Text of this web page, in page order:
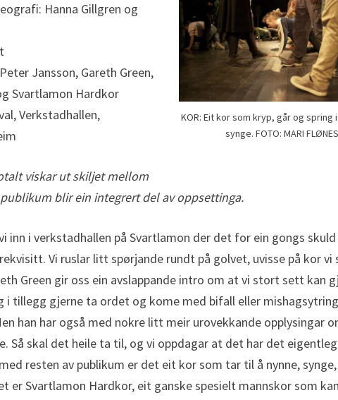
KOR: Eit kor som kryp, går og spring
synge. FOTO: MARI FLØNES
Hanna Gillgren og
Jansson, Gareth Green,
Svartlamon Hardkor
Verkstadhallen,
viskar ut skiljet mellom
blir ein integrert del av oppsettinga.
inn i verkstadhallen på Svartlamon der det for ein gongs
Vi ruslar litt spørjande rundt på golvet, uvisse på kor vi
Green gir oss ein avslappande intro om at vi stort sett kan
i tillegg gjerne ta ordet og kome med bifall eller
han har også med nokre litt meir urovekkande opplysingar
Så skal det heile ta til, og vi oppdagar at det har det
resten av publikum er det eit kor som tar til å nynne,
er Svartlamon Hardkor, eit ganske spesielt mannskor som